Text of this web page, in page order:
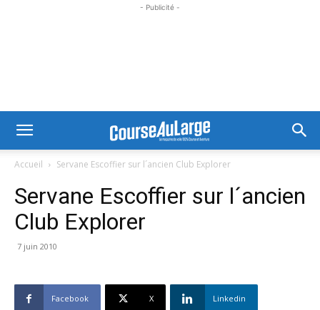
- Publicité -
Accueil Servane Escoffier sur l´ancien Club Explorer
Servane Escoffier sur l´ancien
Club Explorer
7 juin 2010
Facebook X Linkedin